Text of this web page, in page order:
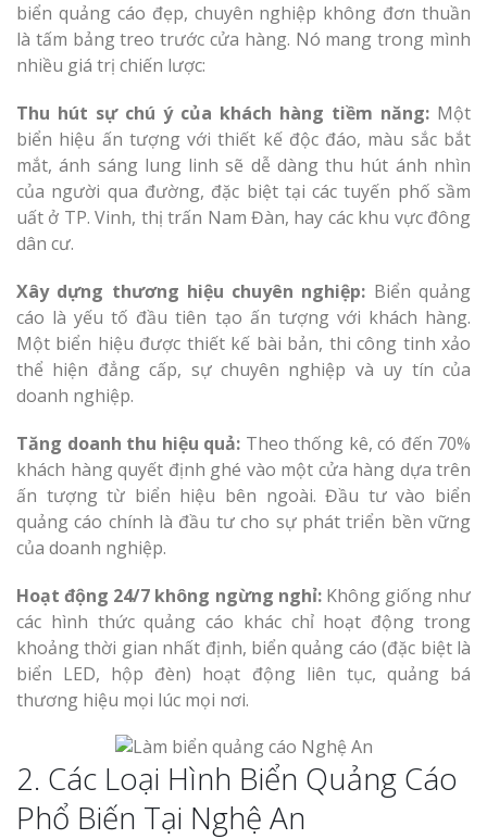
biển quảng cáo đẹp, chuyên nghiệp không đơn thuần
là tấm bảng treo trước cửa hàng. Nó mang trong mình
nhiều giá trị chiến lược:
Thu hút sự chú ý của khách hàng tiềm năng: Một
biển hiệu ấn tượng với thiết kế độc đáo, màu sắc bắt
mắt, ánh sáng lung linh sẽ dễ dàng thu hút ánh nhìn
của người qua đường, đặc biệt tại các tuyến phố sầm
uất ở TP. Vinh, thị trấn Nam Đàn, hay các khu vực đông
dân cư.
Xây dựng thương hiệu chuyên nghiệp: Biển quảng
cáo là yếu tố đầu tiên tạo ấn tượng với khách hàng.
Một biển hiệu được thiết kế bài bản, thi công tinh xảo
thể hiện đẳng cấp, sự chuyên nghiệp và uy tín của
doanh nghiệp.
Tăng doanh thu hiệu quả: Theo thống kê, có đến 70%
khách hàng quyết định ghé vào một cửa hàng dựa trên
ấn tượng từ biển hiệu bên ngoài. Đầu tư vào biển
quảng cáo chính là đầu tư cho sự phát triển bền vững
của doanh nghiệp.
Hoạt động 24/7 không ngừng nghỉ:Không giống như
các hình thức quảng cáo khác chỉ hoạt động trong
khoảng thời gian nhất định, biển quảng cáo (đặc biệt là
biển LED, hộp đèn) hoạt động liên tục, quảng bá
thương hiệu mọi lúc mọi nơi.
2. Các Loại Hình Biển Quảng Cáo
Phổ Biến Tại Nghệ An